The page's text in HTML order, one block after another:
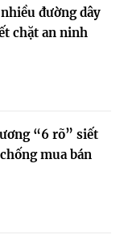
đường dây
chặt an ninh
“6 rõ” siết
mua bán